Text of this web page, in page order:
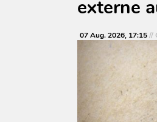
externe
07 Aug. 2026, 17:15//